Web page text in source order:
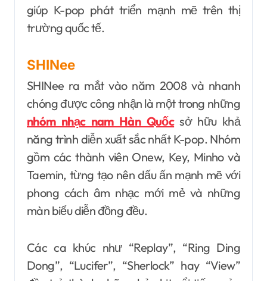
giúp K-pop phát triển mạnh mẽ trên thị
trường quốc tế.
SHINee
SHINee ra mắt vào năm 2008 và nhanh
chóng được công nhận là một trong những
nhóm nhạc nam Hàn Quốcsở hữu khả
năng trình diễn xuất sắc nhất K-pop. Nhóm
gồm các thành viên Onew, Key, Minho và
Taemin, từng tạo nên dấu ấn mạnh mẽ với
phong cách âm nhạc mới mẻ và những
màn biểu diễn đồng đều.
Các ca khúc như “Replay”, “Ring Ding
Dong”, “Lucifer”, “Sherlock” hay “View”